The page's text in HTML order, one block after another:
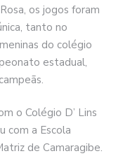
os jogos foram
tanto no
do colégio
estadual,
o Colégio D’ Lins
com a Escola
de Camaragibe.